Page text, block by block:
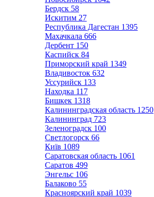
Бердск 58
Искитим 27
Республика Дагестан 1395
Махачкала 666
Дербент 150
Каспийск 84
Приморский край 1349
Владивосток 632
Уссурийск 133
Находка 117
Бишкек 1318
Калининградская область 1250
Калининград 723
Зеленоградск 100
Светлогорск 66
Київ 1089
Саратовская область 1061
Саратов 499
Энгельс 106
Балаково 55
Красноярский край 1039